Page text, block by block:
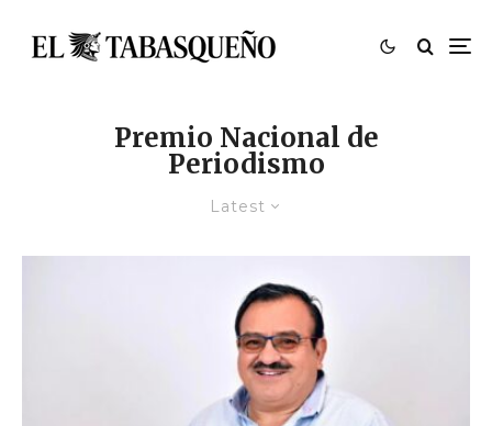
Premio Nacional de
Periodismo
Latest